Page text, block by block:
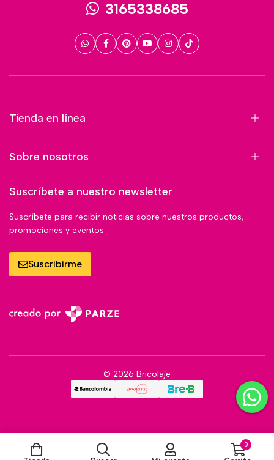
3165338685
Tienda en línea
Sobre nosotros
Suscríbete a nuestro newsletter
Suscríbete para recibir noticias sobre nuestros productos,
promociones y eventos.
Suscribirme
© 2026 Bricolaje
0